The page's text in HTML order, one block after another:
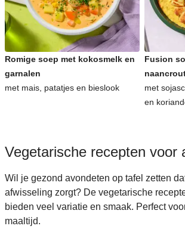
Romige soep met kokosmelk en
garnalen
met mais, patatjes en bieslook
Fusion
met
en
Vegetarische recepten voor
Wil je gezond avondeten op tafel zetten
afwisseling zorgt? De vegetarische
bieden veel variatie en smaak. Perfect
maaltijd.